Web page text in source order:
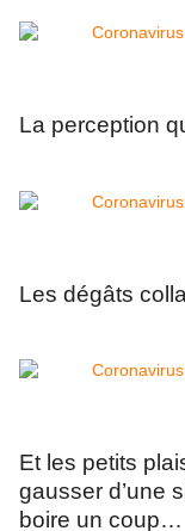
La perception
Les dégâts
Et les petits
gausser d’une
boire un coup…